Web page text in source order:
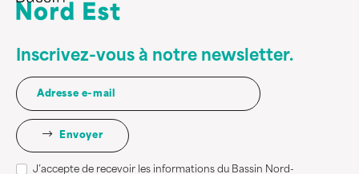
Inscrivez-vous à notre newsletter.
Envoyer
J’accepte de recevoir les informations du Bassin Nord-